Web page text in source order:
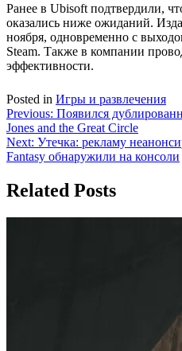
Ранее в Ubisoft подтвердили,
оказались ниже ожиданий.
ноября, одновременно с
Steam. Также в компании
эффективности.
Posted in Игры и развлечения
Навигация
по
записям
Previous: Появился
Jones and the Great Circle
Next: Утечка: рекламу
Fantasy обнаружили на консоли
Related Posts